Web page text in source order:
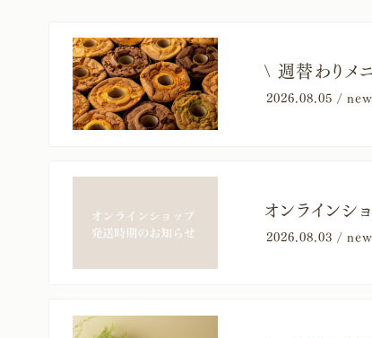
​\ 週替わりメ
2026.08.05 /
オンライン
2026.08.03 /